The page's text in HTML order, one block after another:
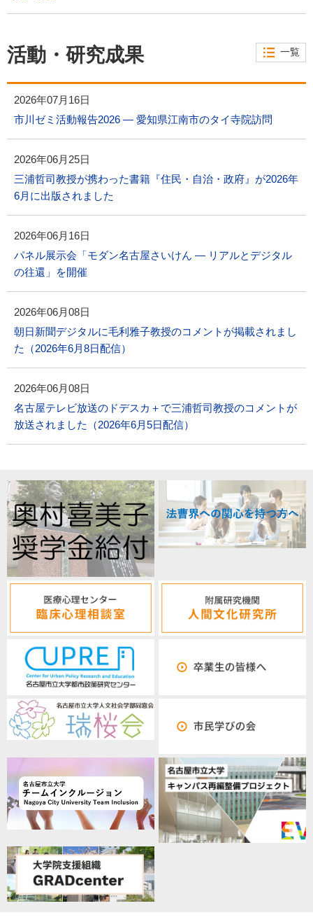
活動・研究成果 一覧
2026年07月16日
市川ゼミ活動報告2026 ― 愛知県江南市のタイ寺院訪問
2026年06月25日
三浦哲司教授が携わった書籍『住民・自治・政府』が2026年
6月に出版されました
2026年06月16日
パネル展示会「モダン名古屋さいけん ― リアルとデジタル
の往還」を開催
2026年06月08日
朝日新聞デジタルに毛利雅子教授のコメントが掲載されまし
た（2026年6月8日配信）
2026年06月08日
名古屋テレビ放送のドデスカ＋で三浦哲司教授のコメントが
放送されました（2026年6月5日配信）